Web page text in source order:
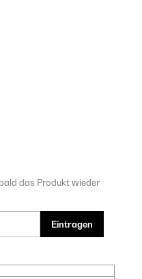
das Produkt wieder
Eintragen